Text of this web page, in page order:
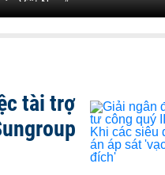
Việt Nam”.
định chính sách, lãnh đạo
https://
tài trợ